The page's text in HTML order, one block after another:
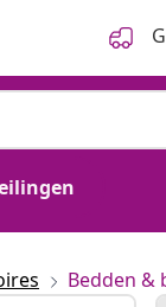
Bedden &